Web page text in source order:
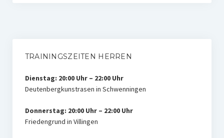
TRAININGSZEITEN HERREN
Dienstag: 20:00 Uhr – 22:00 Uhr
Deutenbergkunstrasen in Schwenningen
Donnerstag: 20:00 Uhr – 22:00 Uhr
Friedengrund in Villingen